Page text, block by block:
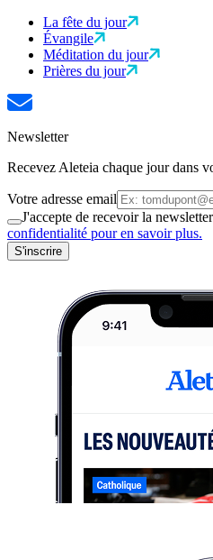
La fête du jour
Évangile
Méditation du jour
Prières du jour
Newsletter
Recevez Aleteia chaque jour dans
Votre adresse email
J'accepte de recevoir la
confidentialité pour en savoir plus.
S'inscrire